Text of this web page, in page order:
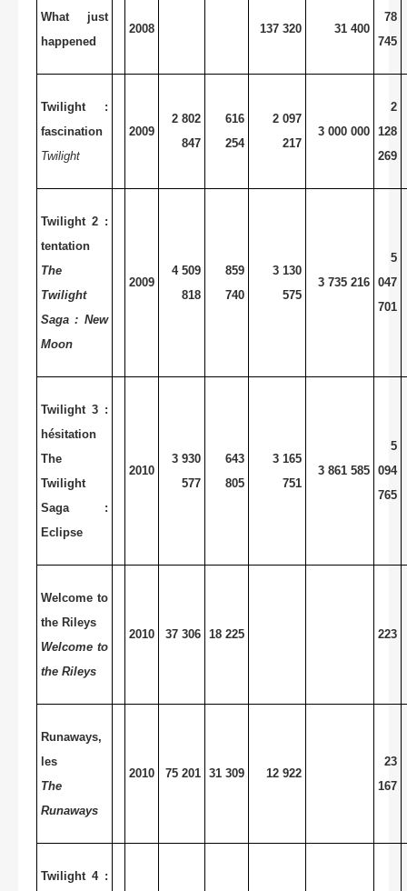
What just
happened
2008 137 320 31 400
78
745
Twilight :
fascination
Twilight
2009
2 802
847
616
254
2 097
217
3 000 000
2
128
269
Twilight 2 :
tentation
The
Twilight
Saga : New
Moon
2009
4 509
818
859
740
3 130
575
3 735 216
5
047
701
Twilight 3 :
hésitation
The
Twilight
Saga :
Eclipse
2010
3 930
577
643
805
3 165
751
3 861 585
5
094
765
Welcome to
the Rileys
Welcome to
the Rileys
2010 37 306 18 225 223
Runaways,
les
The
Runaways
2010 75 201 31 309 12 922
23
167
Twilight 4 :